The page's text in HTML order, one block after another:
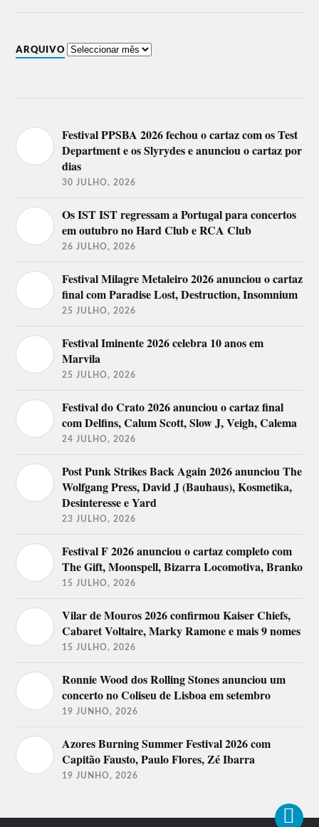
ARQUIVO
Festival PPSBA 2026 fechou o cartaz com os Test
Department e os Slyrydes e anunciou o cartaz por
dias
30 JULHO, 2026
Os IST IST regressam a Portugal para concertos
em outubro no Hard Club e RCA Club
26 JULHO, 2026
Festival Milagre Metaleiro 2026 anunciou o cartaz
final com Paradise Lost, Destruction, Insomnium
25 JULHO, 2026
Festival Iminente 2026 celebra 10 anos em
Marvila
25 JULHO, 2026
Festival do Crato 2026 anunciou o cartaz final
com Delfins, Calum Scott, Slow J, Veigh, Calema
24 JULHO, 2026
Post Punk Strikes Back Again 2026 anunciou The
Wolfgang Press, David J (Bauhaus), Kosmetika,
Desinteresse e Yard
23 JULHO, 2026
Festival F 2026 anunciou o cartaz completo com
The Gift, Moonspell, Bizarra Locomotiva, Branko
15 JULHO, 2026
Vilar de Mouros 2026 confirmou Kaiser Chiefs,
Cabaret Voltaire, Marky Ramone e mais 9 nomes
15 JULHO, 2026
Ronnie Wood dos Rolling Stones anunciou um
concerto no Coliseu de Lisboa em setembro
19 JUNHO, 2026
Azores Burning Summer Festival 2026 com
Capitão Fausto, Paulo Flores, Zé Ibarra
19 JUNHO, 2026